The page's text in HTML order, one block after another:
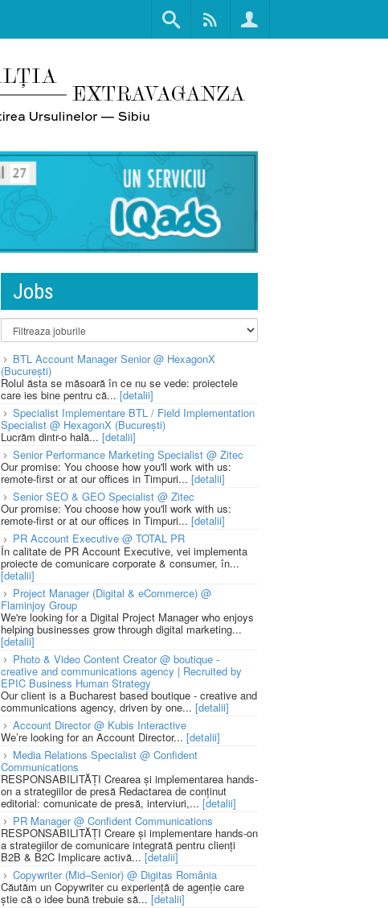
Jobs
BTL Account Manager Senior @ HexagonX
(București)
Rolul ăsta se măsoară în ce nu se vede: proiectele
care ies bine pentru că... [detalii]
Specialist Implementare BTL / Field Implementation
Specialist @ HexagonX (București)
Lucrăm dintr-o hală... [detalii]
Senior Performance Marketing Specialist @ Zitec
Our promise: You choose how you'll work with us:
remote-first or at our offices in Timpuri... [detalii]
Senior SEO & GEO Specialist @ Zitec
Our promise: You choose how you'll work with us:
remote-first or at our offices in Timpuri... [detalii]
PR Account Executive @ TOTAL PR
În calitate de PR Account Executive, vei implementa
proiecte de comunicare corporate & consumer, în...
[detalii]
Project Manager (Digital & eCommerce) @
Flaminjoy Group
We're looking for a Digital Project Manager who enjoys
helping businesses grow through digital marketing...
[detalii]
Photo & Video Content Creator @ boutique -
creative and communications agency | Recruited by
EPIC Business Human Strategy
Our client is a Bucharest based boutique - creative and
communications agency, driven by one... [detalii]
Account Director @ Kubis Interactive
We’re looking for an Account Director... [detalii]
Media Relations Specialist @ Confident
Communications
RESPONSABILITĂȚI Crearea și implementarea hands-
on a strategiilor de presă Redactarea de conținut
editorial: comunicate de presă, interviuri,... [detalii]
PR Manager @ Confident Communications
RESPONSABILITĂȚI Creare și implementare hands-on
a strategiilor de comunicare integrată pentru clienți
B2B & B2C Implicare activă... [detalii]
Copywriter (Mid–Senior) @ Digitas România
Căutăm un Copywriter cu experiență de agenție care
știe că o idee bună trebuie să... [detalii]